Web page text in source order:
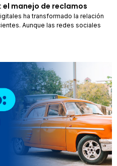
el manejo de reclamos
ha transformado la relación
Aunque las redes sociales